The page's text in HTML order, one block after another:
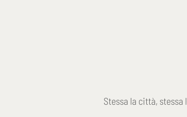
Stessa la città, stessa